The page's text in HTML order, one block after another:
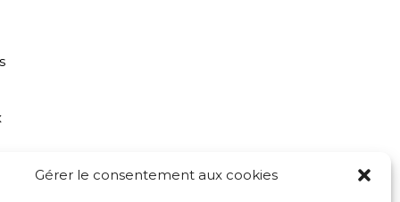
Gérer le consentement aux cookies